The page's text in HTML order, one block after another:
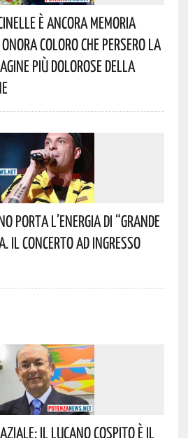
È Ancora Memoria
Coloro Che Persero La
Più Dolorose Della
Porta L’energia Di “Grande
Il Concerto Ad Ingresso
Il Lucano Cospito È Il